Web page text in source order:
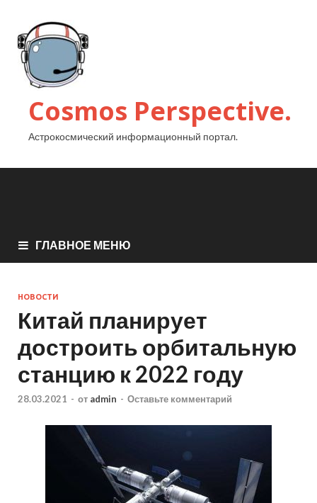
Cosmos Perspective.
Астрокосмический информационный портал.
ГЛАВНОЕ МЕНЮ
НОВОСТИ
Китай планирует
достроить орбитальную
станцию к 2022 году
28.03.2021 - от admin - Оставьте комментарий